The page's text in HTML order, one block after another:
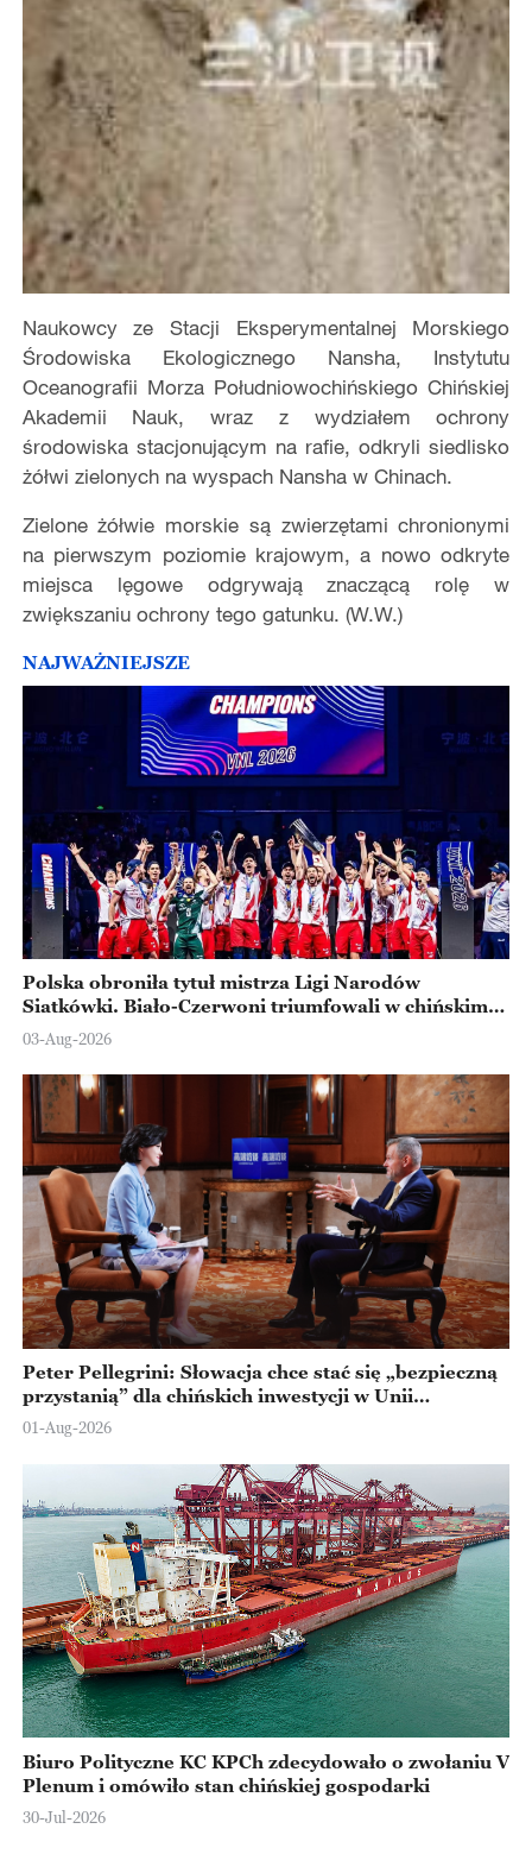
Naukowcy ze Stacji Eksperymentalnej Morskiego
Środowiska Ekologicznego Nansha, Instytutu
Oceanografii Morza Południowochińskiego Chińskiej
Akademii Nauk, wraz z wydziałem ochrony
środowiska stacjonującym na rafie, odkryli siedlisko
żółwi zielonych na wyspach Nansha w Chinach.
Zielone żółwie morskie są zwierzętami chronionymi
na pierwszym poziomie krajowym, a nowo odkryte
miejsca lęgowe odgrywają znaczącą rolę w
zwiększaniu ochrony tego gatunku. (W.W.)
NAJWAŻNIEJSZE
Polska obroniła tytuł mistrza Ligi Narodów
Siatkówki. Biało-Czerwoni triumfowali w chińskim
Ningbo
03-Aug-2026
Peter Pellegrini: Słowacja chce stać się „bezpieczną
przystanią” dla chińskich inwestycji w Unii
Europejskiej
01-Aug-2026
Biuro Polityczne KC KPCh zdecydowało o zwołaniu V
Plenum i omówiło stan chińskiej gospodarki
30-Jul-2026